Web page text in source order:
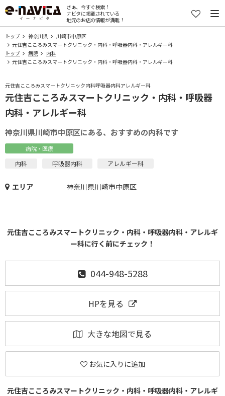
さぁ、今すぐ検索！
ナビタに掲載されている
地元のお店の情報が満載！
トップ 神奈川県
川崎市中原区
元住吉こころみスマートクリニック・内科・呼吸器内科・アレルギー科
トップ
病院
内科
元住吉こころみスマートクリニック・内科・呼吸器内科・アレルギー科
元住吉こころみスマートクリニック内科呼吸器内科アレルギー科
元住吉こころみスマートクリニック・内科・呼吸器
内科・アレルギー科
神奈川県川崎市中原区にある、おすすめの内科です
病院・医療
内科 呼吸器内科 アレルギー科
エリア 神奈川県川崎市中原区
元住吉こころみスマートクリニック・内科・呼吸器内科・アレルギ
ー科に行く前にチェック！
044-948-5288
HPを見る
大きな地図で見る
お気に入りに追加
元住吉こころみスマートクリニック・内科・呼吸器内科・アレルギ